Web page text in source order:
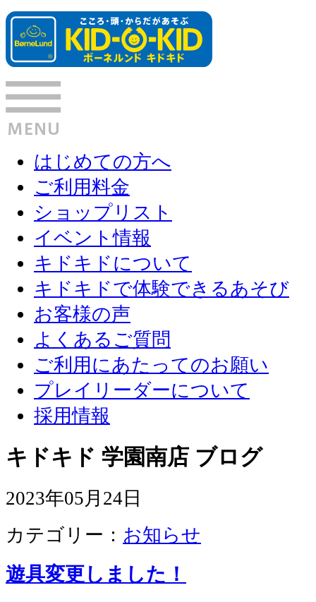
はじめての方へ
ご利用料金
ショップリスト
イベント情報
キドキドについて
キドキドで体験できるあそび
お客様の声
よくあるご質問
ご利用にあたってのお願い
プレイリーダーについて
採用情報
キドキド 学園南店 ブログ
2023年05月24日
カテゴリー： お知らせ
遊具変更しました！